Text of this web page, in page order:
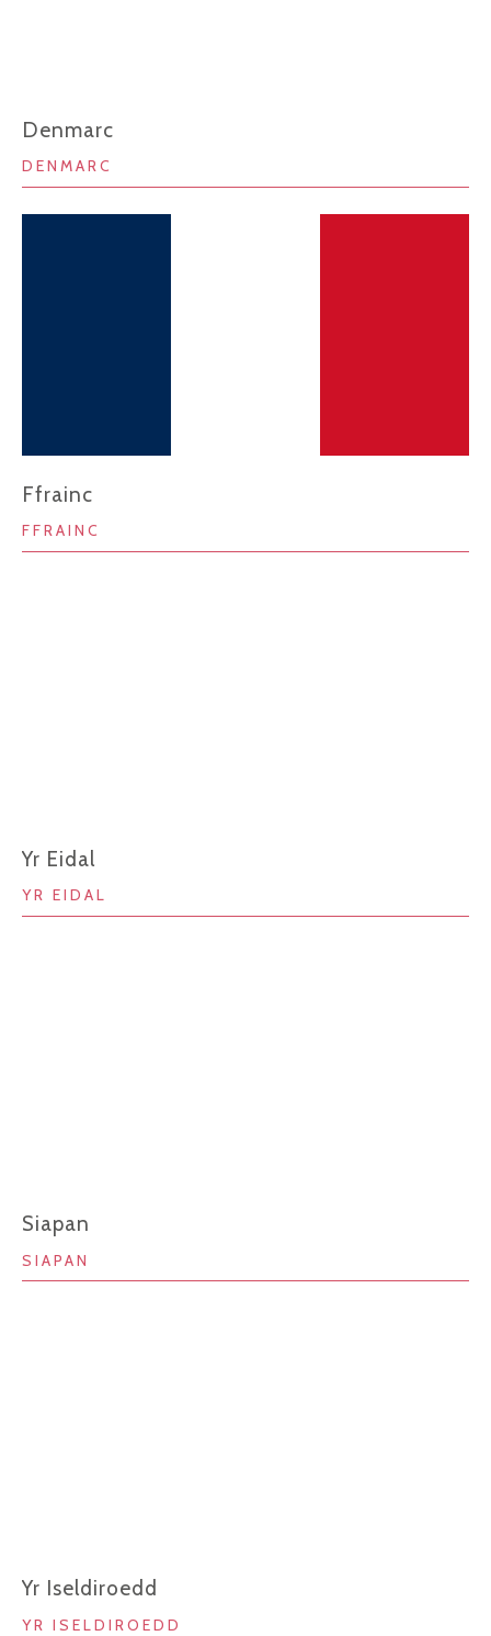
Denmarc
DENMARC
Ffrainc
FFRAINC
Yr Eidal
YR EIDAL
Siapan
SIAPAN
Yr Iseldiroedd
YR ISELDIROEDD